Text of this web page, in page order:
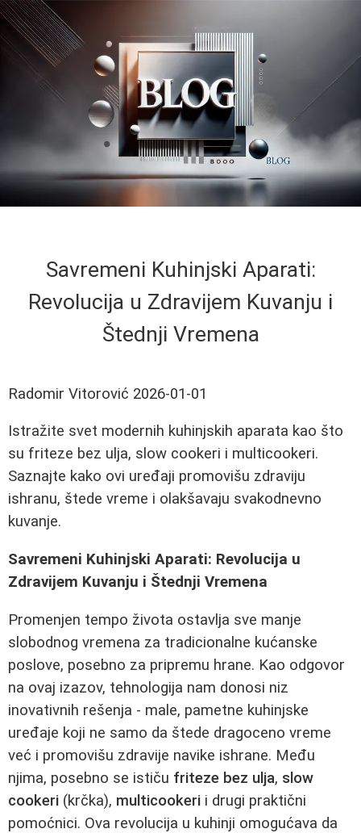
Savremeni Kuhinjski Aparati:
Revolucija u Zdravijem Kuvanju i
Štednji Vremena
Radomir Vitorović 2026-01-01
Istražite svet modernih kuhinjskih aparata kao što
su friteze bez ulja, slow cookeri i multicookeri.
Saznajte kako ovi uređaji promovišu zdraviju
ishranu, štede vreme i olakšavaju svakodnevno
kuvanje.
Savremeni Kuhinjski Aparati: Revolucija u
Zdravijem Kuvanju i Štednji Vremena
Promenjen tempo života ostavlja sve manje
slobodnog vremena za tradicionalne kućanske
poslove, posebno za pripremu hrane. Kao odgovor
na ovaj izazov, tehnologija nam donosi niz
inovativnih rešenja - male, pametne kuhinjske
uređaje koji ne samo da štede dragoceno vreme
već i promovišu zdravije navike ishrane. Među
njima, posebno se ističu friteze bez ulja, slow
cookeri (krčka), multicookeri i drugi praktični
pomoćnici. Ova revolucija u kuhinji omogućava da